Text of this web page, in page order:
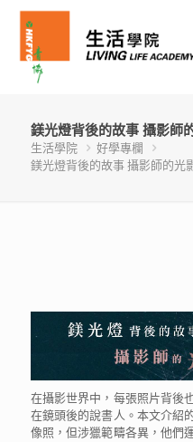
鎂光燈背後的故事 攝影師
生活學院
好學專欄
鎂光燈背後的故事 攝影師的光
在攝影世界中，每張照片背後
在鏡頭後的說書人。本文介紹
像照，但涉獵範疇各異，他們